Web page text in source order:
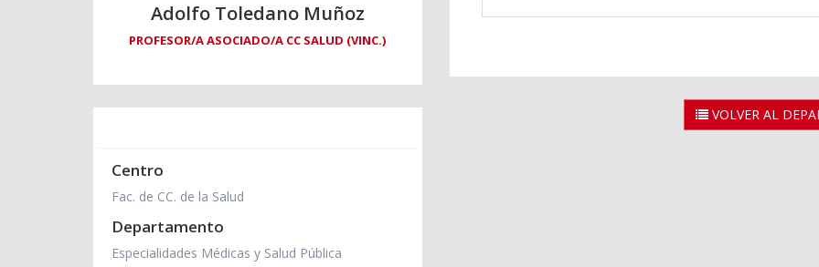
Adolfo Toledano Muñoz
PROFESOR/A ASOCIADO/A CC SALUD (VINC.)
Centro
Fac. de CC. de la Salud
Departamento
Especialidades Médicas y Salud Pública
VOLVER AL